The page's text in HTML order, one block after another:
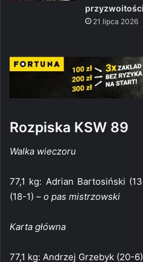
21 lipca 2026
Rozpiska KSW 89
Walka wieczoru
77,1 kg: Adrian Bartosiński
(18-1) – o pas mistrzowski
Karta główna
77,1 kg: Andrzej Grzebyk (20-